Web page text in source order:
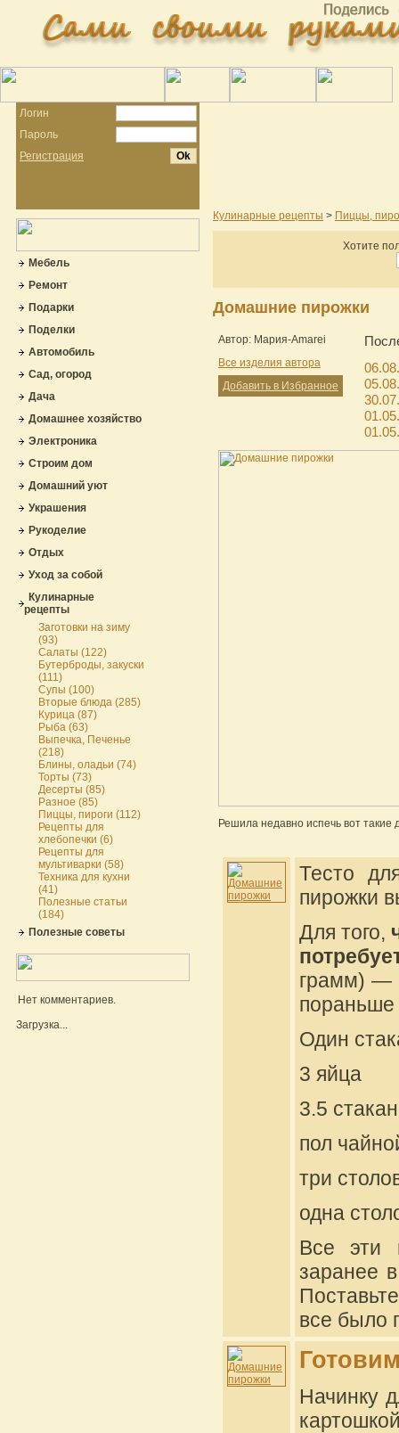
Логин
Пароль
Регистрация
Мебель
Ремонт
Подарки
Поделки
Автомобиль
Сад, огород
Дача
Домашнее хозяйство
Электроника
Строим дом
Домашний уют
Украшения
Рукоделие
Отдых
Уход за собой
Кулинарные
рецепты
Заготовки на зиму
(93)
Салаты (122)
Бутерброды, закуски
(111)
Супы (100)
Вторые блюда (285)
Курица (87)
Рыба (63)
Выпечка, Печенье
(218)
Блины, оладьи (74)
Торты (73)
Десерты (85)
Разное (85)
Пиццы, пироги (112)
Рецепты для
хлебопечки (6)
Рецепты для
мультиварки (58)
Техника для кухни
(41)
Полезные статьи
(184)
Полезные советы
Нет комментариев.
Загрузка...
Кулинарные рецепты > Пиццы,
Хотите
Домашние пирожки
Автор: Мария-Amarei
Все изделия автора
Добавить в Избранное
Решила недавно испечь вот
Тесто
пирожки
Для того,
грамм) —
пораньше
Один
3 яйца
3.5
пол
три
одна
Все эти
заранее
все было
Начинку